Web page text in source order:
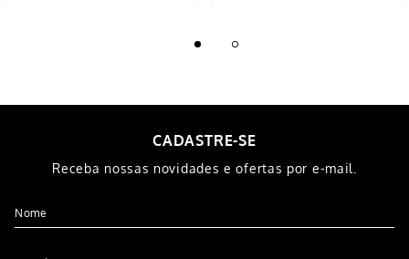
CADASTRE-SE
Receba nossas novidades e ofertas por e-mail.